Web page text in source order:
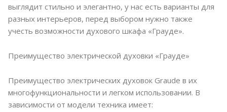
выглядит стильно и элегантно, у нас есть варианты для
разных интерьеров, перед выбором нужно также
учесть возможности духового шкафа «Грауде».
Преимущество электрической духовки «Грауде»
Преимущество электрических духовок Graude в их
многофункциональности и легком использовании. В
зависимости от модели техника имеет: